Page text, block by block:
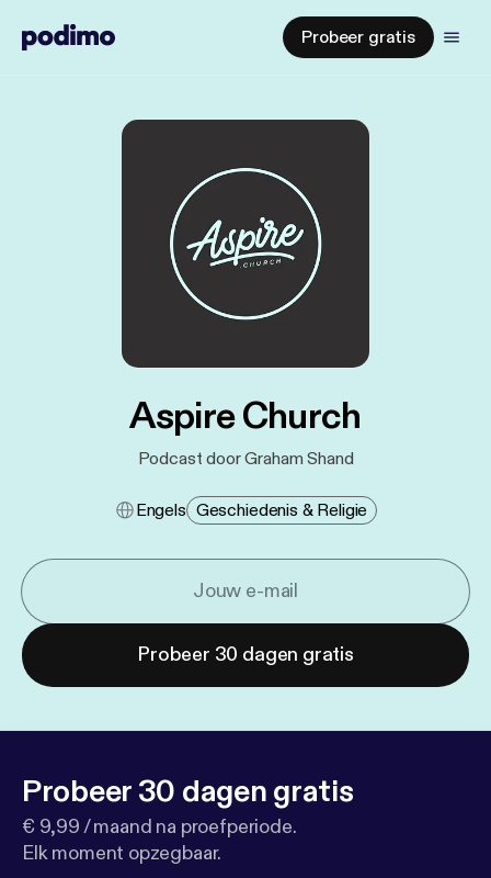
Probeer gratis
Aspire Church
Podcast door Graham Shand
Engels Geschiedenis & Religie
Probeer 30 dagen gratis
Probeer 30 dagen gratis
€ 9,99 / maand na proefperiode.
Elk moment opzegbaar.